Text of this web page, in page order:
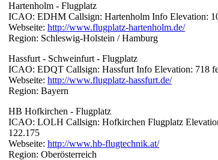
Hartenholm - Flugplatz
ICAO: EDHM Callsign: Hartenholm Info Elevation:
Webseite: http://www.flugplatz-hartenholm.de/
Region: Schleswig-Holstein / Hamburg
Hassfurt - Schweinfurt - Flugplatz
ICAO: EDQT Callsign: Hassfurt Info Elevation: 718
Webseite: http://www.flugplatz-hassfurt.de/
Region: Bayern
HB Hofkirchen - Flugplatz
ICAO: LOLH Callsign: Hofkirchen Flugplatz
122.175
Webseite: http://www.hb-flugtechnik.at/
Region: Oberösterreich